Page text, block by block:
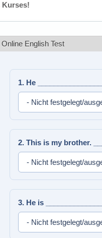
Kurses!
Online English Test
1. He
2. This is my brother.
3. He is ______________